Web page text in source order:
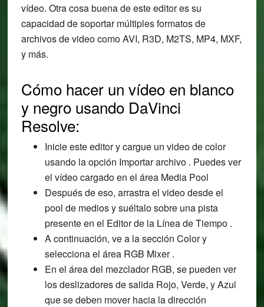
vídeo. Otra cosa buena de este editor es su
capacidad de soportar múltiples formatos de
archivos de video como AVI, R3D, M2TS, MP4, MXF,
y más.
Cómo hacer un vídeo en blanco
y negro usando DaVinci
Resolve:
Inicie este editor y cargue un video de color
usando la opción Importar archivo . Puedes ver
el vídeo cargado en el área Media Pool
Después de eso, arrastra el video desde el
pool de medios y suéltalo sobre una pista
presente en el Editor de la Línea de Tiempo .
A continuación, ve a la sección Color y
selecciona el área RGB Mixer .
En el área del mezclador RGB, se pueden ver
los deslizadores de salida Rojo, Verde, y Azul
que se deben mover hacia la dirección